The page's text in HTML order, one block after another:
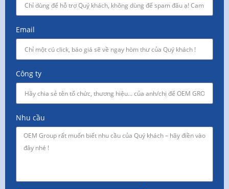
Email
Công ty
Nhu cầu